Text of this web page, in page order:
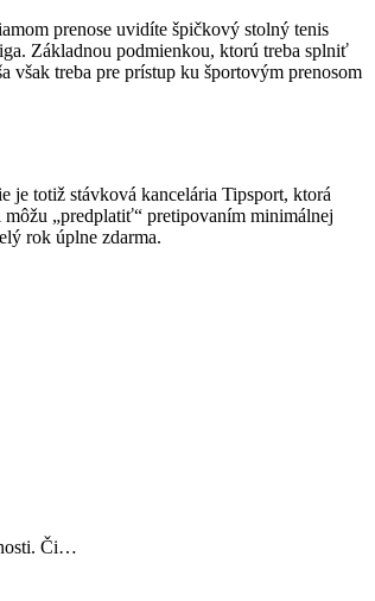
prenose uvidíte špičkový stolný tenis
Základnou podmienkou, ktorú treba splniť
však treba pre prístup ku športovým prenosom
je totiž stávková kancelária Tipsport, ktorá
„predplatiť“ pretipovaním minimálnej
rok úplne zdarma.
Či…